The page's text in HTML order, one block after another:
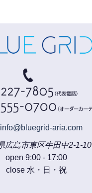
info@bluegrid-aria.com
広島市東区牛田中2-1-10
open 9:00 - 17:00
close 水・日・祝